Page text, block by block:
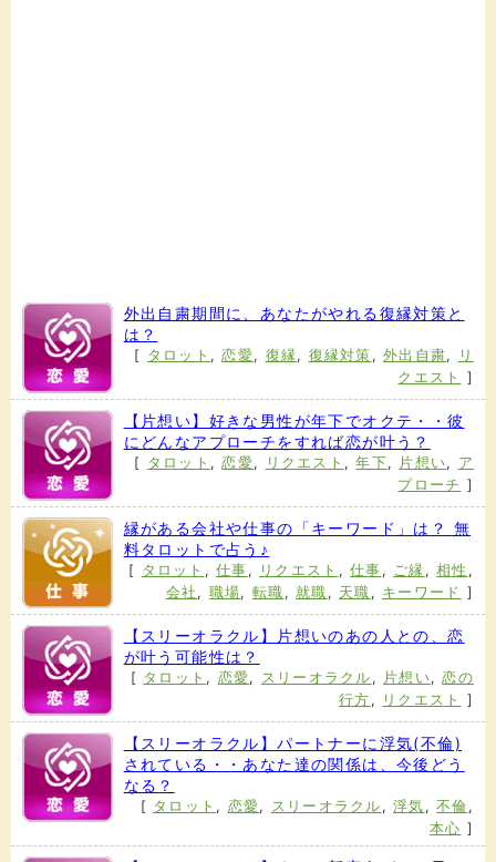
外出自粛期間に、あなたがやれる復縁対策と
は？
[ タロット ,恋愛, 復縁, 復縁対策 ,外出自粛,
リ
クエスト
]
【片想い】好きな男性が年下でオクテ・・彼
にどんなアプローチをすれば恋が叶う？
[ タロット ,恋愛, リクエスト ,年下, 片想い, ア
プローチ ]
縁がある会社や仕事の「キーワード」は？ 無
料タロットで占う♪
[ タロット ,仕事 , リクエスト ,仕事 , ご縁 ,相性 ,
会社 , 職場, 転職 ,就職 , 天職 , キーワード ]
【スリーオラクル】片想いのあの人との、恋
が叶う可能性は？
[ タロット , 恋愛, スリーオラクル , 片想い,恋の
行方 , リクエスト ]
【スリーオラクル】パートナーに浮気(不倫)
されている・・あなた達の関係は、今後どう
なる？
[ タロット , 恋愛, スリーオラクル ,浮気 ,不倫 ,
本心 ]